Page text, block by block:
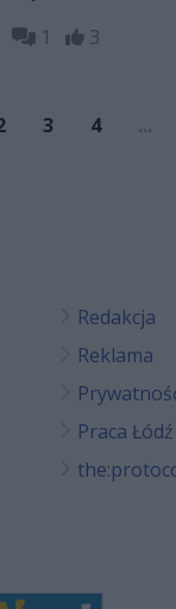
Czarnych
1 3
3 4 ...
Redakcja
Reklama
Praca Łódź